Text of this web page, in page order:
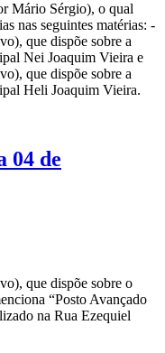
Mário Sérgio), o qual
nas seguintes matérias: -
que dispõe sobre a
Nei Joaquim Vieira e
que dispõe sobre a
Heli Joaquim Vieira.
04 de
que dispõe sobre o
“Posto Avançado
na Rua Ezequiel